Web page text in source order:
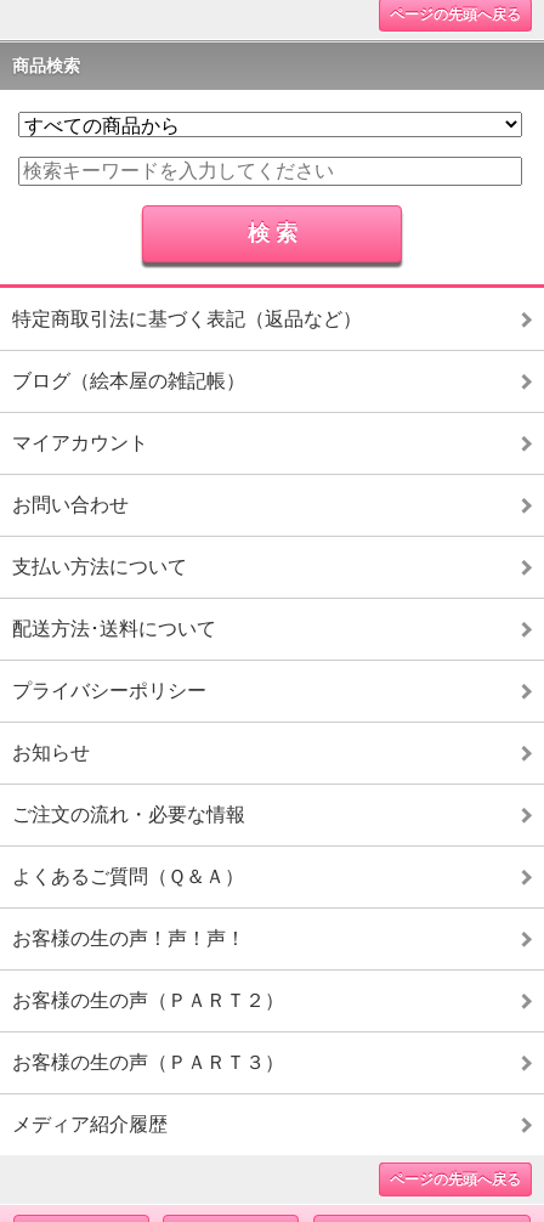
ページの先頭へ戻る
商品検索
特定商取引法に基づく表記（返品など）
ブログ（絵本屋の雑記帳）
マイアカウント
お問い合わせ
支払い方法について
配送方法･送料について
プライバシーポリシー
お知らせ
ご注文の流れ・必要な情報
よくあるご質問（Ｑ＆Ａ）
お客様の生の声！声！声！
お客様の生の声（ＰＡＲＴ２）
お客様の生の声（ＰＡＲＴ３）
メディア紹介履歴
ページの先頭へ戻る